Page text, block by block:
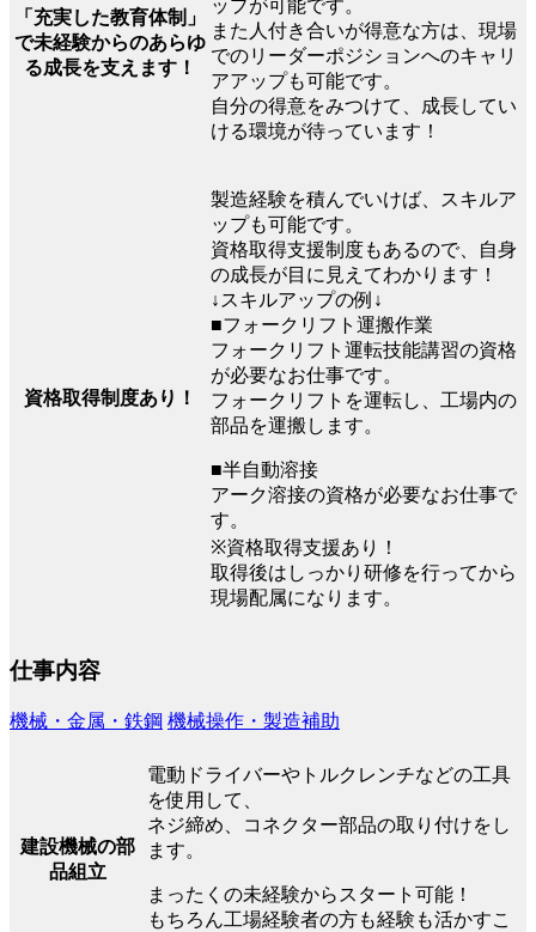
「充実した教育体制」
で未経験からのあらゆ
る成長を支えます！
ップが可能です。
また人付き合いが得意な方は、現場
でのリーダーポジションへのキャリ
アアップも可能です。
自分の得意をみつけて、成長してい
ける環境が待っています！
資格取得制度あり！
製造経験を積んでいけば、スキルア
ップも可能です。
資格取得支援制度もあるので、自身
の成長が目に見えてわかります！
↓スキルアップの例↓
■フォークリフト運搬作業
フォークリフト運転技能講習の資格
が必要なお仕事です。
フォークリフトを運転し、工場内の
部品を運搬します。
■半自動溶接
アーク溶接の資格が必要なお仕事で
す。
※資格取得支援あり！
取得後はしっかり研修を行ってから
現場配属になります。
仕事内容
機械・金属・鉄鋼 機械操作・製造補助
建設機械の部
品組立
電動ドライバーやトルクレンチなどの工具
を使用して、
ネジ締め、コネクター部品の取り付けをし
ます。
まったくの未経験からスタート可能！
もちろん工場経験者の方も経験も活かすこ